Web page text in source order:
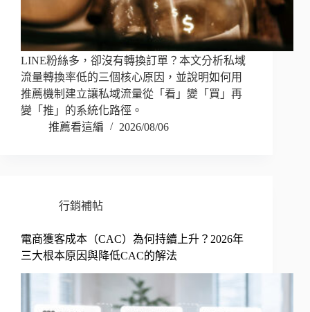
LINE粉絲多，卻沒有轉換訂單？本文分析私域
流量轉換率低的三個核心原因，並說明如何用
推薦機制建立讓私域流量從「看」變「買」再
變「推」的系統化路徑。
推薦看這編
2026/08/06
行銷補帖
電商獲客成本（CAC）為何持續上升？2026年
三大根本原因與降低CAC的解法